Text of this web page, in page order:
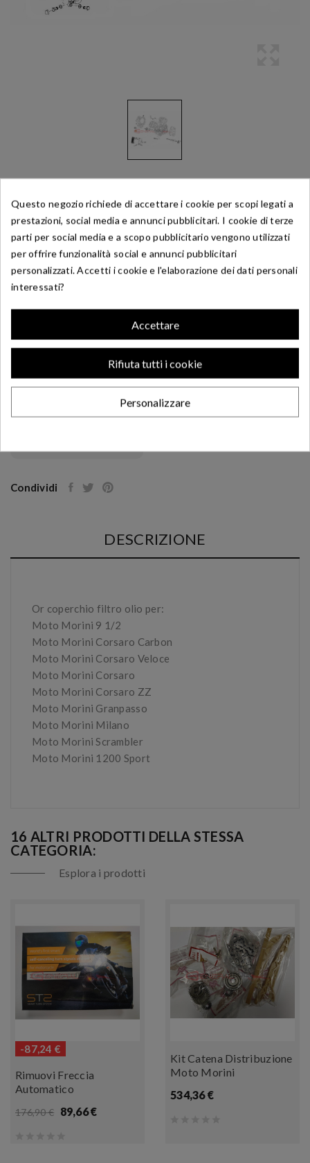
Riferimento:M90400005400
Anello O-Ring Coperchio Filtro Olio
36.27X1.78
2,51 €
Originale Moto Morini
AGGIUNGI AL CARRELLO
Condividi
DESCRIZIONE
Or coperchio filtro olio per:
Moto Morini 9 1/2
Moto Morini Corsaro Carbon
Moto Morini Corsaro Veloce
Moto Morini Corsaro
Moto Morini Corsaro ZZ
Moto Morini Granpasso
Moto Morini Milano
Moto Morini Scrambler
Moto Morini 1200 Sport
16 ALTRI PRODOTTI DELLA STESSA
CATEGORIA:
Esplora i prodotti
-87,24 €
Rimuovi Freccia
Automatico
176,90 € 89,66 €
Kit Catena Distribuzione
Moto Morini
534,36 €
Questo negozio richiede di accettare i cookie per scopi legati a
prestazioni, social media e annunci pubblicitari. I cookie di terze
parti per social media e a scopo pubblicitario vengono utilizzati
per offrire funzionalità social e annunci pubblicitari
personalizzati. Accetti i cookie e l'elaborazione dei dati personali
interessati?
Accettare
Rifiuta tutti i cookie
Personalizzare